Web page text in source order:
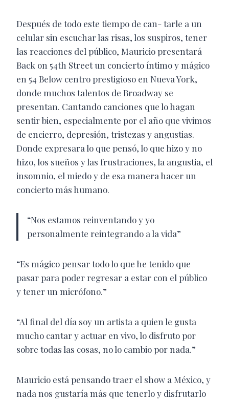
Después de todo este tiempo de can- tarle a un
celular sin escuchar las risas, los suspiros, tener
las reacciones del público, Mauricio presentará
Back on 54th Street un concierto íntimo y mágico
en 54 Below centro prestigioso en Nueva York,
donde muchos talentos de Broadway se
presentan. Cantando canciones que lo hagan
sentir bien, especialmente por el año que vivimos
de encierro, depresión, tristezas y angustias.
Donde expresara lo que pensó, lo que hizo y no
hizo, los sueños y las frustraciones, la angustia, el
insomnio, el miedo y de esa manera hacer un
concierto más humano.
“Nos estamos reinventando y yo
personalmente reintegrando a la vida”
“Es mágico pensar todo lo que he tenido que
pasar para poder regresar a estar con el público
y tener un micrófono.”
“Al final del día soy un artista a quien le gusta
mucho cantar y actuar en vivo, lo disfruto por
sobre todas las cosas, no lo cambio por nada.”
Mauricio está pensando traer el show a México, y
nada nos gustaría más que tenerlo y disfrutarlo